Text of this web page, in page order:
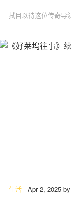
拭目以待这位传奇导
生活 - Apr 2, 2025 by